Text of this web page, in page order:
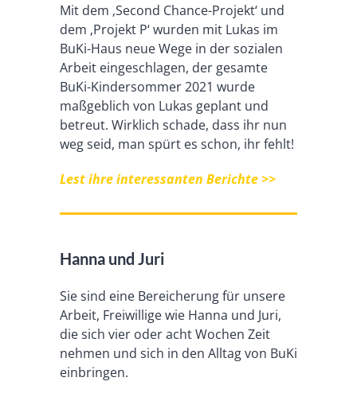
Mit dem ‚Second Chance-Projekt‘ und
dem ‚Projekt P‘ wurden mit Lukas im
BuKi-Haus neue Wege in der sozialen
Arbeit eingeschlagen, der gesamte
BuKi-Kindersommer 2021 wurde
maßgeblich von Lukas geplant und
betreut. Wirklich schade, dass ihr nun
weg seid, man spürt es schon, ihr fehlt!
Lest ihre interessanten Berichte >>
Hanna und Juri
Sie sind eine Bereicherung für unsere
Arbeit, Freiwillige wie Hanna und Juri,
die sich vier oder acht Wochen Zeit
nehmen und sich in den Alltag von BuKi
einbringen.